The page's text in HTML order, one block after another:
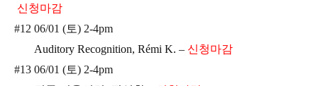
신청마감
#12 06/01 (토) 2-4pm
Auditory Recognition, Rémi K. – 신청마감
#13 06/01 (토) 2-4pm